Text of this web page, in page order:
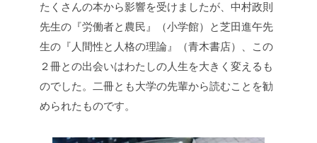
たくさんの本から影響を受けましたが、中村政則
先生の『労働者と農民』（小学館）と芝田進午先
生の『人間性と人格の理論』（青木書店）、この
２冊との出会いはわたしの人生を大きく変えるも
のでした。二冊とも大学の先輩から読むことを勧
められたものです。